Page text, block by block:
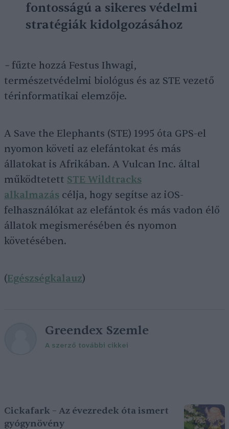
fontosságú a sikeres védelmi
stratégiák kidolgozásához
– fűzte hozzá Festus Ihwagi,
természetvédelmi biológus és az STE vezető
térinformatikai elemzője.
A Save the Elephants (STE) 1995 óta GPS-el
nyomon követi az elefántokat és más
állatokat is Afrikában. A Vulcan Inc. által
működtetett STE Wildtracks
alkalmazás célja, hogy segítse az iOS-
felhasználókat az elefántok és más vadon élő
állatok megismerésében és nyomon
követésében.
(Egészségkalauz)
Greendex Szemle
A szerző további cikkei
Cickafark – Az évezredek óta ismert
gyógynövény